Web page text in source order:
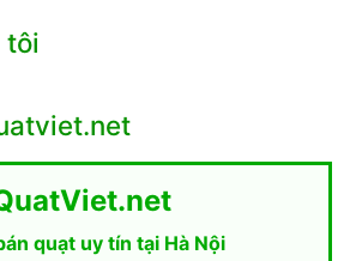
tôi
quạt uy tín tại Hà Nội